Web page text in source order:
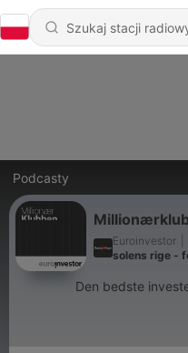
Podcasty
Euroinvestor
solens rige -
Den bedste